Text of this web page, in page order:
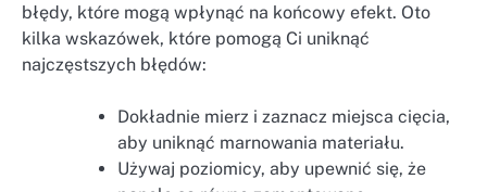
błędy, które mogą wpłynąć na końcowy efekt. Oto
kilka wskazówek, które pomogą Ci uniknąć
najczęstszych błędów:
Dokładnie mierz i zaznacz miejsca cięcia,
aby uniknąć marnowania materiału.
Używaj poziomicy, aby upewnić się, że